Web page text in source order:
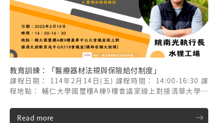
教育訓練：「醫療器材法規與保險給付制度」
課程日期： 114年2月14日(五) 課程時間： 14:00-16:30 課
程地點： 輔仁大學國璽樓A棟9樓會議室線上對接清華大學創
執行長/水狸工場
Read more